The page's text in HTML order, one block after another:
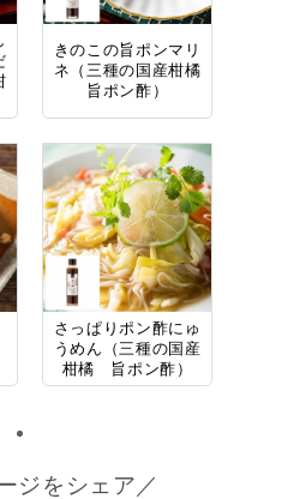
きのこの旨ポンマリ
ネ（三種の国産柑橘
旨ポン酢）
さっぱりポン酢にゅ
うめん（三種の国産
柑橘 旨ポン酢）
ジをシェア／